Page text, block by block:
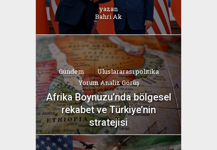
yazan
Bahri Ak
Gündem
Uluslararası politika
Yorum Analiz Görüş
Afrika Boynuzu’nda bölgesel
rekabet ve Türkiye’nin
stratejisi
yazan
Bahri Ak